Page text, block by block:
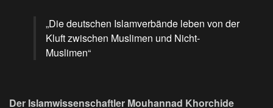
„Die deutschen Islamverbände leben von der
Kluft zwischen Muslimen und Nicht-
Muslimen“
Der Islamwissenschaftler Mouhannad Khorchide